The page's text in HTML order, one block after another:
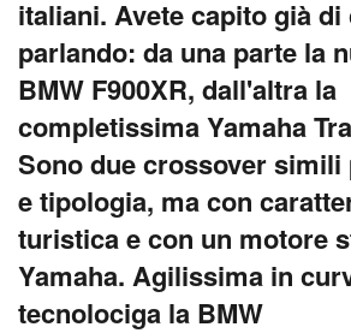
italiani. Avete capito già
parlando: da una parte la
BMW F900XR, dall'altra la
completissima Yamaha
Sono due crossover
e tipologia, ma con
turistica e con un motore
Yamaha. Agilissima in
tecnolociga la BMW